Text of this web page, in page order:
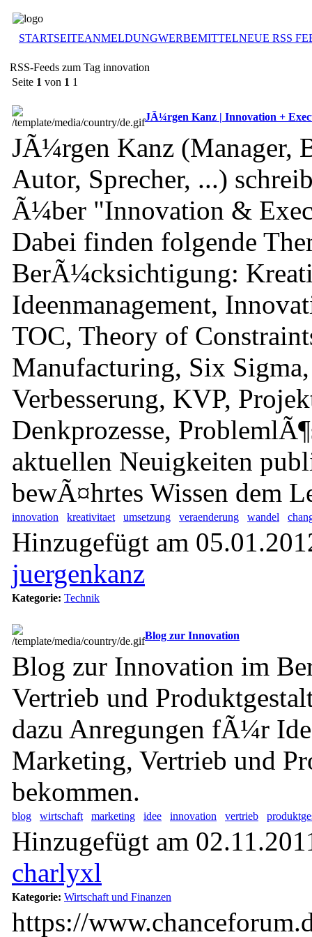
STARTSEITEANMELDUNGWERBEMITTELNEUE RSS
RSS-Feeds zum Tag innovation
Seite 1 von 1 1
JÃ¼rgen Kanz | Innovation +
JÃ¼rgen Kanz (Manager,
Autor, Sprecher, ...)
Ã¼ber "Innovation &
Dabei finden folgende
BerÃ¼cksichtigung:
Ideenmanagement,
TOC, Theory of
Manufacturing, Six
Verbesserung, KVP,
Denkprozesse,
aktuellen Neuigkeiten
bewÃ¤hrtes Wissen dem
innovation kreativitaet umsetzung veraenderung wandel
Hinzugefügt am
juergenkanz
Kategorie: Technik
Blog zur Innovation
Blog zur Innovation im
Vertrieb und
dazu Anregungen fÃ¼r
Marketing, Vertrieb und
bekommen.
blog wirtschaft marketing idee innovation vertrieb
Hinzugefügt am
charlyxl
Kategorie: Wirtschaft und Finanzen
https://